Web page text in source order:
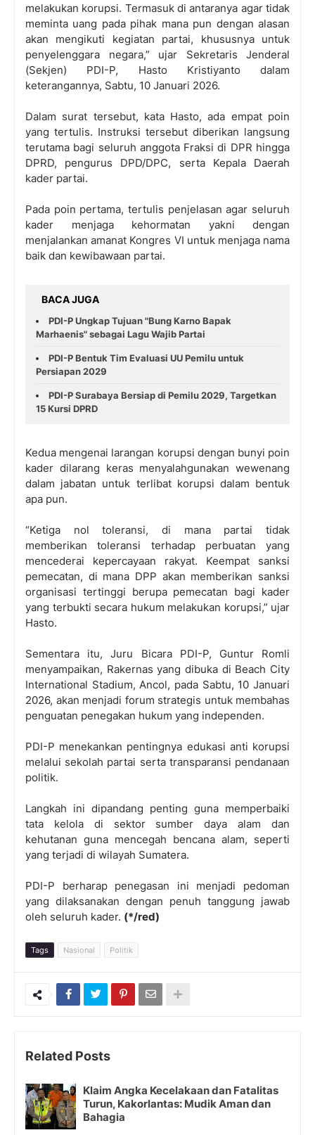
melakukan korupsi. Termasuk di antaranya agar tidak
meminta uang pada pihak mana pun dengan alasan
akan mengikuti kegiatan partai, khususnya untuk
penyelenggara negara,” ujar Sekretaris Jenderal
(Sekjen) PDI-P, Hasto Kristiyanto dalam
keterangannya, Sabtu, 10 Januari 2026.
Dalam surat tersebut, kata Hasto, ada empat poin
yang tertulis. Instruksi tersebut diberikan langsung
terutama bagi seluruh anggota Fraksi di DPR hingga
DPRD, pengurus DPD/DPC, serta Kepala Daerah
kader partai.
Pada poin pertama, tertulis penjelasan agar seluruh
kader menjaga kehormatan yakni dengan
menjalankan amanat Kongres VI untuk menjaga nama
baik dan kewibawaan partai.
BACA JUGA
PDI-P Ungkap Tujuan "Bung Karno Bapak
Marhaenis" sebagai Lagu Wajib Partai
PDI-P Bentuk Tim Evaluasi UU Pemilu untuk
Persiapan 2029
PDI-P Surabaya Bersiap di Pemilu 2029, Targetkan
15 Kursi DPRD
Kedua mengenai larangan korupsi dengan bunyi poin
kader dilarang keras menyalahgunakan wewenang
dalam jabatan untuk terlibat korupsi dalam bentuk
apa pun.
“Ketiga nol toleransi, di mana partai tidak
memberikan toleransi terhadap perbuatan yang
mencederai kepercayaan rakyat. Keempat sanksi
pemecatan, di mana DPP akan memberikan sanksi
organisasi tertinggi berupa pemecatan bagi kader
yang terbukti secara hukum melakukan korupsi,” ujar
Hasto.
Sementara itu, Juru Bicara PDI-P, Guntur Romli
menyampaikan, Rakernas yang dibuka di Beach City
International Stadium, Ancol, pada Sabtu, 10 Januari
2026, akan menjadi forum strategis untuk membahas
penguatan penegakan hukum yang independen.
PDI-P menekankan pentingnya edukasi anti korupsi
melalui sekolah partai serta transparansi pendanaan
politik.
Langkah ini dipandang penting guna memperbaiki
tata kelola di sektor sumber daya alam dan
kehutanan guna mencegah bencana alam, seperti
yang terjadi di wilayah Sumatera.
PDI-P berharap penegasan ini menjadi pedoman
yang dilaksanakan dengan penuh tanggung jawab
oleh seluruh kader. (*/red)
Tags Nasional Politik
Related Posts
Klaim Angka Kecelakaan dan Fatalitas
Turun, Kakorlantas: Mudik Aman dan
Bahagia